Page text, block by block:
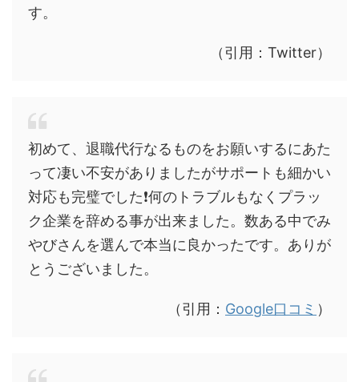
す。
（引用：Twitter）
初めて、退職代行なるものをお願いするにあた
って凄い不安がありましたがサポートも細かい
対応も完璧でした❗何のトラブルもなくプラッ
ク企業を辞める事が出来ました。数ある中でみ
やびさんを選んで本当に良かったです。ありが
とうございました。
（引用： Google口コミ ）